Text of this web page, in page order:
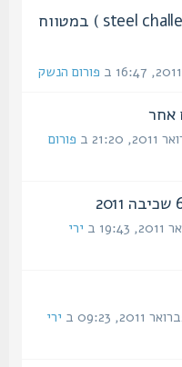
תחרות ברזלים ( steel challenge ) במטווח
פורום הנשק
פורום
ירי
ירי